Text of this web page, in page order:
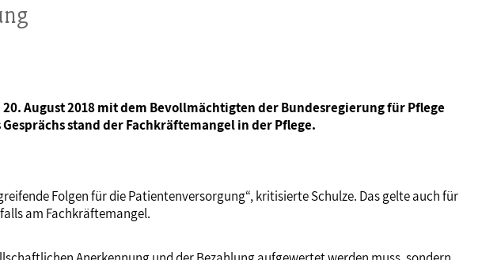
August 2018 mit dem Bevollmächtigten der Bundesregierung für Pflege
stand der Fachkräftemangel in der Pflege.
Folgen für die Patientenversorgung“, kritisierte Schulze. Das gelte auch für
am Fachkräftemangel.